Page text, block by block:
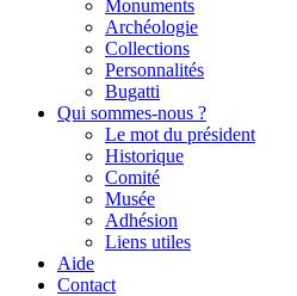
Monuments
Archéologie
Collections
Personnalités
Bugatti
Qui sommes-nous ?
Le mot du président
Historique
Comité
Musée
Adhésion
Liens utiles
Aide
Contact